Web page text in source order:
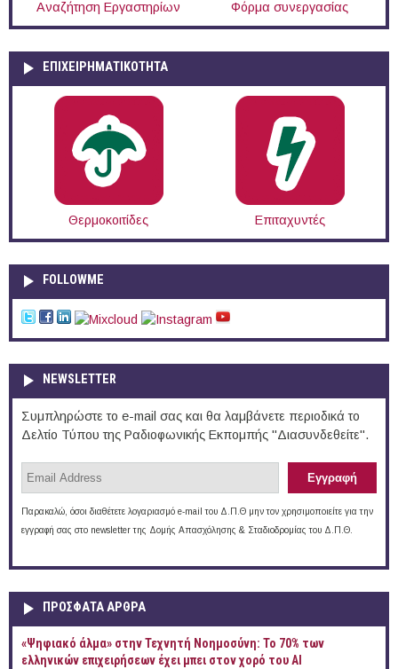
Αναζήτηση Εργαστηρίων Φόρμα συνεργασίας
ΕΠΙΧΕΙΡΗΜΑΤΙΚΟΤΗΤΑ
Θερμοκοιτίδες Επιταχυντές
FOLLOWME
NEWSLETTER
Συμπληρώστε το e-mail σας και θα λαμβάνετε περιοδικά το
Δελτίο Τύπου της Ραδιοφωνικής Εκπομπής "Διασυνδεθείτε".
Παρακαλώ, όσοι διαθέτετε λογαριασμό e-mail του Δ.Π.Θ μην τον χρησιμοποιείτε για την
εγγραφή σας στο newsletter της Δομής Απασχόλησης & Σταδιοδρομίας του Δ.Π.Θ.
ΠΡOΣΦΑΤΑ AΡΘΡΑ
«Ψηφιακό άλμα» στην Τεχνητή Νοημοσύνη: Το 70% των
ελληνικών επιχειρήσεων έχει μπει στον χορό του AI